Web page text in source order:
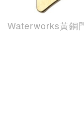
Waterworks黃銅